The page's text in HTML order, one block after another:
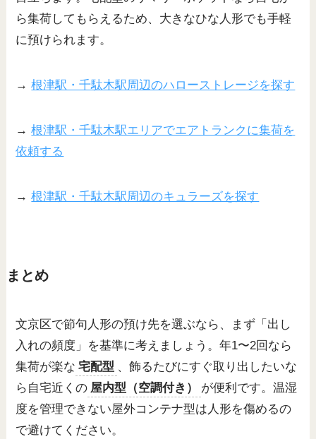
ら集荷してもらえるため、大きなひな人形でも手軽
に預けられます。
→根津駅・千駄木駅周辺のハローストレージを探す
→根津駅・千駄木駅エリアでエアトランクに集荷を
依頼する
→根津駅・千駄木駅周辺のキュラーズを探す
まとめ
文京区で節句人形の預け先を選ぶなら、まず「出し
入れの頻度」を基準に考えましょう。年1〜2回なら
集荷が楽な 宅配型 、飾るたびにすぐ取り出したいな
ら自宅近くの 屋内型（空調付き）
が便利です。温湿
度を管理できない屋外コンテナ型は人形を傷めるの
で避けてください。